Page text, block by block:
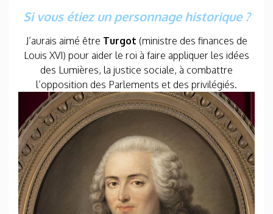
Si vous étiez un personnage historique ?
J’aurais aimé être Turgot (ministre des finances de
Louis XVI) pour aider le roi à faire appliquer les idées
des Lumières, la justice sociale, à combattre
l’opposition des Parlements et des privilégiés.